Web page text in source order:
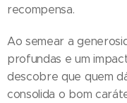
recompensa.
Ao semear a
profundas e um
descobre que quem
consolida o bom